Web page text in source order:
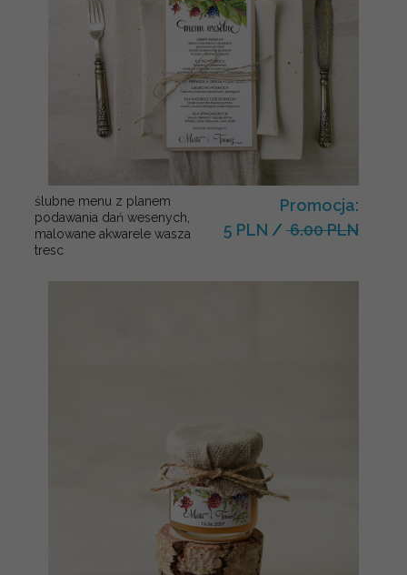
ślubne menu z planem
podawania dań wesenych,
malowane akwarele wasza
tresc
Promocja:
5 PLN / 6.00 PLN